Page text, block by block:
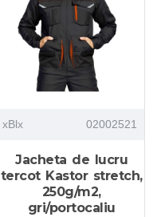
xBlx 02002521
Jacheta de lucru
tercot Kastor stretch,
250g/m2,
gri/portocaliu